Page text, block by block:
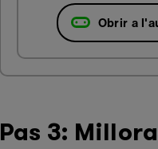
Obrir a
Pas 3: